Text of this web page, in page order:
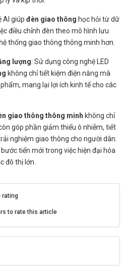
AI giúp đèn giao thông học hỏi từ dữ
điều chỉnh đèn theo mô hình lưu
thống giao thông thông minh hơn.
lượng: Sử dụng công nghệ LED
không chỉ tiết kiệm điện năng mà
mang lại lợi ích kinh tế cho các
giao thông thông minh không chỉ
góp phần giảm thiểu ô nhiễm, tiết
nghiệm giao thông cho người dân.
tiến mới trong việc hiện đại hóa
đô thị lớn.
rating
to rate this article